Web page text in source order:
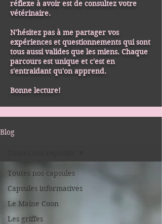
réflexe à avoir est de consultez votre
vétérinaire.
N'hésitez pas à me partager vos
expériences et questionnements qui sont
tous aussi valides que les miens. Chaque
parcours est unique et c'est en
s'entraidant qu'on apprend.
Bonne lecture!
Blog
Toutes nos capsules
Capsules informatives
Le Maine Coon
Les griffes